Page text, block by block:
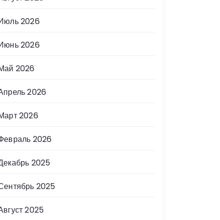
2026
2026
2026
2026
2026
2026
2025
2025
2025